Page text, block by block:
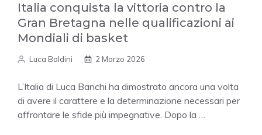
Italia conquista la vittoria contro la
Gran Bretagna nelle qualificazioni ai
Mondiali di basket
Luca Baldini 2 Marzo 2026
L’Italia di Luca Banchi ha dimostrato ancora una volta
di avere il carattere e la determinazione necessari per
affrontare le sfide più impegnative. Dopo la …